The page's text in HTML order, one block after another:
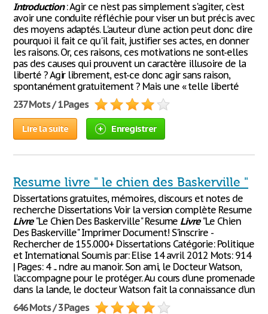
Introduction: Agir ce n'est pas simplement s'agiter, c'est
avoir une conduite réfléchie pour viser un but précis avec
des moyens adaptés. L'auteur d'une action peut donc dire
pourquoi il fait ce qu'il fait, justifier ses actes, en donner
les raisons. Or, ces raisons, ces motivations ne sont-elles
pas des causes qui prouvent un caractère illusoire de la
liberté ? Agir librement, est-ce donc agir sans raison,
spontanément gratuitement ? Mais une « telle liberté
237 Mots / 1 Pages
Lire la suite Enregistrer
Resume livre " le chien des Baskerville "
Dissertations gratuites, mémoires, discours et notes de
recherche Dissertations Voir la version complète Resume
Livre"Le Chien Des Baskerville" Resume Livre"Le Chien
Des Baskerville" Imprimer Document! S'inscrire -
Rechercher de 155.000+ Dissertations Catégorie: Politique
et International Soumis par: Elise 14 avril 2012 Mots: 914
| Pages: 4 ... ndre au manoir. Son ami, le Docteur Watson,
l’accompagne pour le protéger. Au cours d’une promenade
dans la lande, le docteur Watson fait la connaissance d’un
646 Mots / 3 Pages